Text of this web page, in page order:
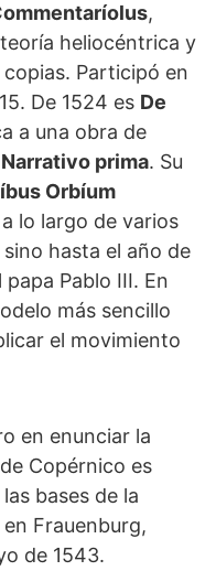
,
heliocéntrica y
Participó en
De 1524 es De
a una obra de
Narrativo prima. Su
Orbíum
lo largo de varios
hasta el año de
Pablo III. En
más sencillo
el movimiento
en enunciar la
Copérnico es
bases de la
Frauenburg,
de 1543.